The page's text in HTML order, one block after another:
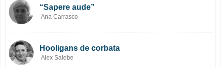
“Sapere aude”
Ana Carrasco
Hooligans de corbata
Alex Salebe